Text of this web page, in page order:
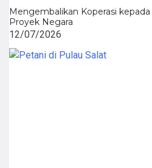
Mengembalikan Koperasi
Proyek Negara
12/07/2026